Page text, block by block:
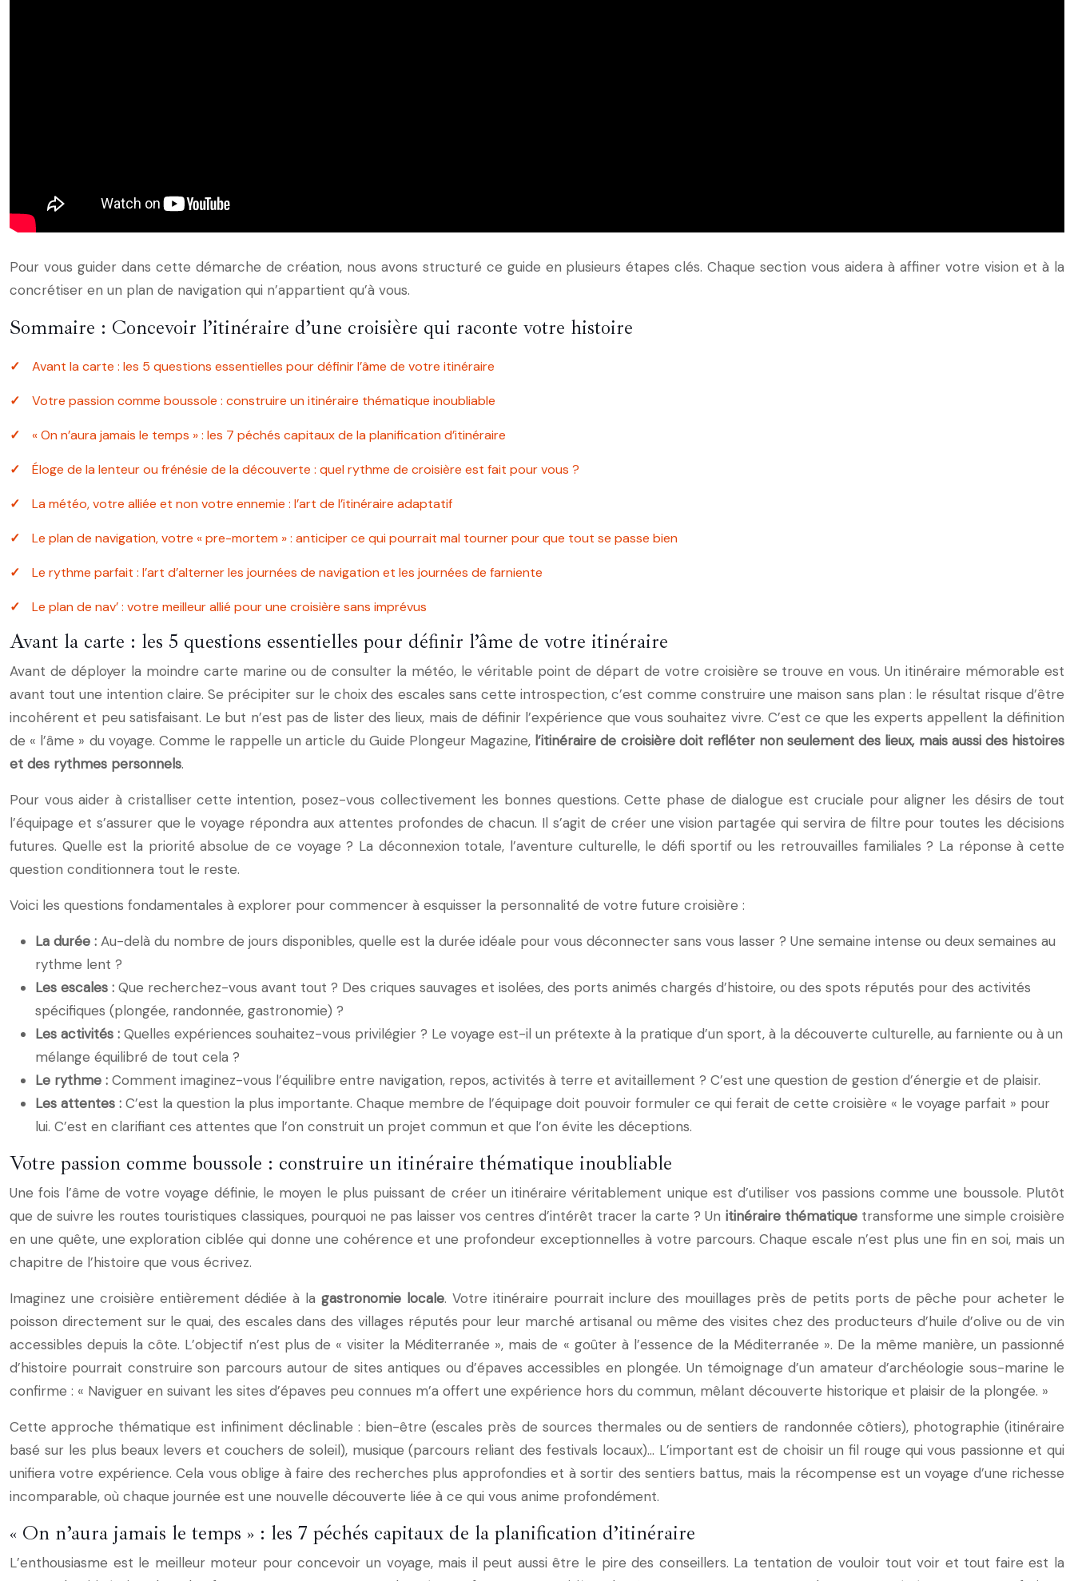
Pour vous guider dans cette démarche de création, nous avons structuré ce guide en plusieurs étapes clés. Chaque section vous aidera à affiner votre vision et à la
concrétiser en un plan de navigation qui n’appartient qu’à vous.
Sommaire : Concevoir l’itinéraire d’une croisière qui raconte votre histoire
Avant la carte : les 5 questions essentielles pour définir l’âme de votre itinéraire
Votre passion comme boussole : construire un itinéraire thématique inoubliable
« On n’aura jamais le temps » : les 7 péchés capitaux de la planification d’itinéraire
Éloge de la lenteur ou frénésie de la découverte : quel rythme de croisière est fait pour vous ?
La météo, votre alliée et non votre ennemie : l’art de l’itinéraire adaptatif
Le plan de navigation, votre « pre-mortem » : anticiper ce qui pourrait mal tourner pour que tout se passe bien
Le rythme parfait : l’art d’alterner les journées de navigation et les journées de farniente
Le plan de nav’ : votre meilleur allié pour une croisière sans imprévus
Avant la carte : les 5 questions essentielles pour définir l’âme de votre itinéraire
Avant de déployer la moindre carte marine ou de consulter la météo, le véritable point de départ de votre croisière se trouve en vous. Un itinéraire mémorable est
avant tout une intention claire. Se précipiter sur le choix des escales sans cette introspection, c’est comme construire une maison sans plan : le résultat risque d’être
incohérent et peu satisfaisant. Le but n’est pas de lister des lieux, mais de définir l’expérience que vous souhaitez vivre. C’est ce que les experts appellent la définition
de « l’âme » du voyage. Comme le rappelle un article du Guide Plongeur Magazine, l’itinéraire de croisière doit refléter non seulement des lieux, mais aussi des histoires
et des rythmes personnels.
Pour vous aider à cristalliser cette intention, posez-vous collectivement les bonnes questions. Cette phase de dialogue est cruciale pour aligner les désirs de tout
l’équipage et s’assurer que le voyage répondra aux attentes profondes de chacun. Il s’agit de créer une vision partagée qui servira de filtre pour toutes les décisions
futures. Quelle est la priorité absolue de ce voyage ? La déconnexion totale, l’aventure culturelle, le défi sportif ou les retrouvailles familiales ? La réponse à cette
question conditionnera tout le reste.
Voici les questions fondamentales à explorer pour commencer à esquisser la personnalité de votre future croisière :
La durée : Au-delà du nombre de jours disponibles, quelle est la durée idéale pour vous déconnecter sans vous lasser ? Une semaine intense ou deux semaines au
rythme lent ?
Les escales : Que recherchez-vous avant tout ? Des criques sauvages et isolées, des ports animés chargés d’histoire, ou des spots réputés pour des activités
spécifiques (plongée, randonnée, gastronomie) ?
Les activités : Quelles expériences souhaitez-vous privilégier ? Le voyage est-il un prétexte à la pratique d’un sport, à la découverte culturelle, au farniente ou à un
mélange équilibré de tout cela ?
Le rythme : Comment imaginez-vous l’équilibre entre navigation, repos, activités à terre et avitaillement ? C’est une question de gestion d’énergie et de plaisir.
Les attentes : C’est la question la plus importante. Chaque membre de l’équipage doit pouvoir formuler ce qui ferait de cette croisière « le voyage parfait » pour
lui. C’est en clarifiant ces attentes que l’on construit un projet commun et que l’on évite les déceptions.
Votre passion comme boussole : construire un itinéraire thématique inoubliable
Une fois l’âme de votre voyage définie, le moyen le plus puissant de créer un itinéraire véritablement unique est d’utiliser vos passions comme une boussole. Plutôt
que de suivre les routes touristiques classiques, pourquoi ne pas laisser vos centres d’intérêt tracer la carte ? Un itinéraire thématiquetransforme une simple croisière
en une quête, une exploration ciblée qui donne une cohérence et une profondeur exceptionnelles à votre parcours. Chaque escale n’est plus une fin en soi, mais un
chapitre de l’histoire que vous écrivez.
Imaginez une croisière entièrement dédiée à lagastronomie locale. Votre itinéraire pourrait inclure des mouillages près de petits ports de pêche pour acheter le
poisson directement sur le quai, des escales dans des villages réputés pour leur marché artisanal ou même des visites chez des producteurs d’huile d’olive ou de vin
accessibles depuis la côte. L’objectif n’est plus de « visiter la Méditerranée », mais de « goûter à l’essence de la Méditerranée ». De la même manière, un passionné
d’histoire pourrait construire son parcours autour de sites antiques ou d’épaves accessibles en plongée. Un témoignage d’un amateur d’archéologie sous-marine le
confirme : « Naviguer en suivant les sites d’épaves peu connues m’a offert une expérience hors du commun, mêlant découverte historique et plaisir de la plongée. »
Cette approche thématique est infiniment déclinable : bien-être (escales près de sources thermales ou de sentiers de randonnée côtiers), photographie (itinéraire
basé sur les plus beaux levers et couchers de soleil), musique (parcours reliant des festivals locaux)… L’important est de choisir un fil rouge qui vous passionne et qui
unifiera votre expérience. Cela vous oblige à faire des recherches plus approfondies et à sortir des sentiers battus, mais la récompense est un voyage d’une richesse
incomparable, où chaque journée est une nouvelle découverte liée à ce qui vous anime profondément.
« On n’aura jamais le temps » : les 7 péchés capitaux de la planification d’itinéraire
L’enthousiasme est le meilleur moteur pour concevoir un voyage, mais il peut aussi être le pire des conseillers. La tentation de vouloir tout voir et tout faire est la